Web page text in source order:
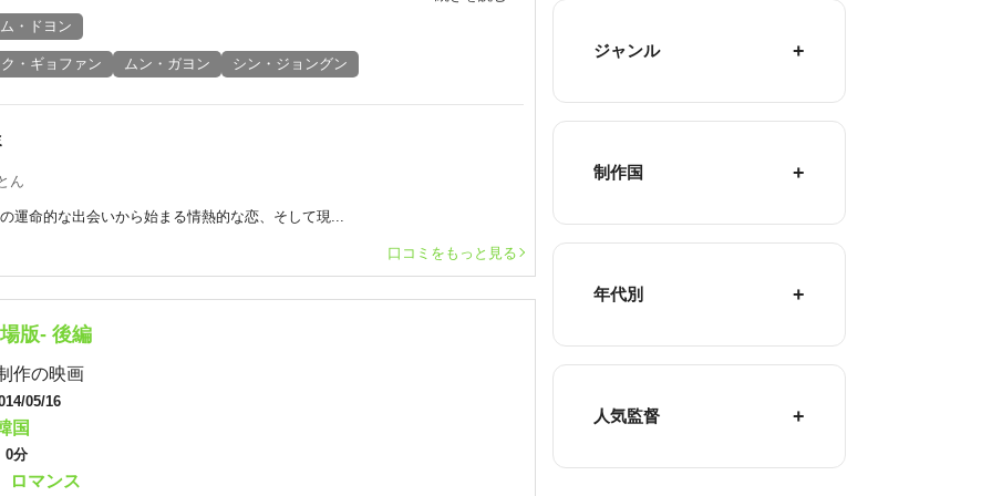
・ドヨン
ク・ギョファン ムン・ガヨン シン・ジョングン
ん
運命的な出会いから始まる情熱的な恋、そして現...
口コミをもっと見る
版‐ 後編
作の映画
05/16
国
0分
ロマンス
ジャンル
制作国
年代別
人気監督